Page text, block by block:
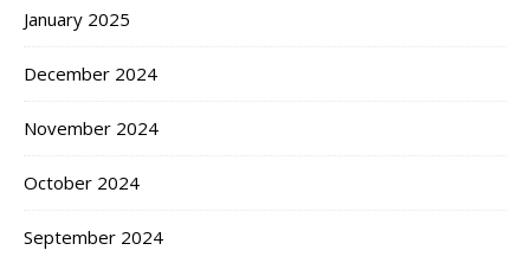
January 2025
December 2024
November 2024
October 2024
September 2024